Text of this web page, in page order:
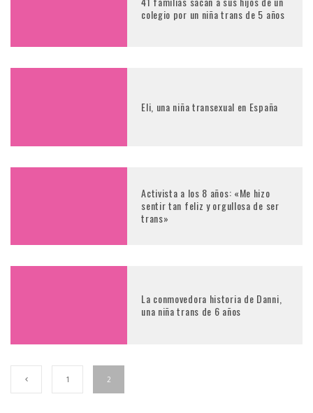
colegio por un niña trans de 5 años
Eli, una niña transexual en España
Activista a los 8 años: «Me hizo
sentir tan feliz y orgullosa de ser
trans»
La conmovedora historia de Danni,
una niña trans de 6 años
1 2